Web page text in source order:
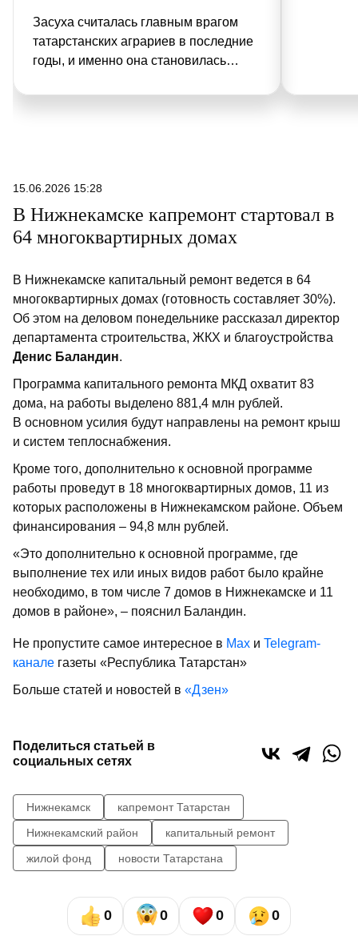
Засуха считалась главным врагом
татарстанских аграриев в последние
годы, и именно она становилась
страховок. Но теперь на смену жаре
прошлогодней – пока убран 1 млн
тонн зерна, а хозяйства находятся
под угрозой потери части урожая.
15.06.2026 15:28
В Нижнекамске капремонт стартовал в
64 многоквартирных домах
В Нижнекамске капитальный ремонт ведется в 64
многоквартирных домах (готовность составляет 30%).
Об этом на деловом понедельнике рассказал директор
департамента строительства, ЖКХ и благоустройства
Денис Баландин.
Программа капитального ремонта МКД охватит 83
дома, на работы выделено 881,4 млн рублей.
В основном усилия будут направлены на ремонт крыш
и систем теплоснабжения.
Кроме того, дополнительно к основной программе
работы проведут в 18 многоквартирных домов, 11 из
которых расположены в Нижнекамском районе. Объем
финансирования – 94,8 млн рублей.
«Это дополнительно к основной программе, где
выполнение тех или иных видов работ было крайне
необходимо, в том числе 7 домов в Нижнекамске и 11
домов в районе», – пояснил Баландин.
Не пропустите самое интересное в Max и Telegram-
канале газеты «Республика Татарстан»
Больше статей и новостей в «Дзен»
Поделиться статьей в
социальных сетях
Нижнекамск
капремонт Татарстан
Нижнекамский район
капитальный ремонт
жилой фонд
новости Татарстана
0 0 0 0